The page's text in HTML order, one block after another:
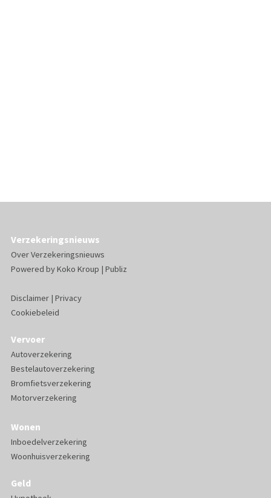
Verzekeringsnieuws
Over Verzekeringsnieuws
Powered byKoko Kroup | Publiz
Disclaimer| Privacy
Cookiebeleid
Vervoer
Autoverzekering
Bestelautoverzekering
Bromfietsverzekering
Motorverzekering
Wonen
Inboedelverzekering
Woonhuisverzekering
Geld